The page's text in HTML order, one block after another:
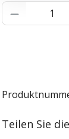
Produkt
Teilen Sie